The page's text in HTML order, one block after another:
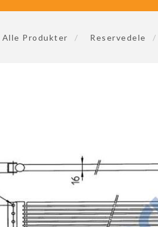
Alle Produkter / Reservedele /